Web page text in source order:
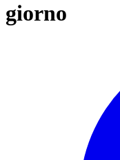
giorno